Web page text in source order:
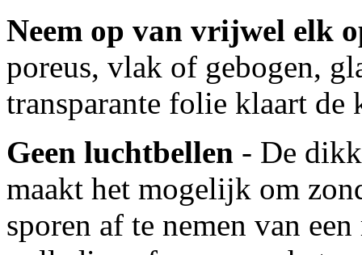
Neem op van vrijwel elk
poreus, vlak of gebogen,
transparante folie klaart de
Geen luchtbellen - De
maakt het mogelijk om
sporen af te nemen van